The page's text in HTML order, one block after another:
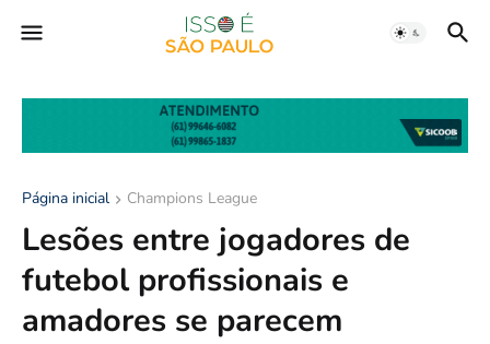
Página inicial Champions League
Lesões entre jogadores de
futebol profissionais e
amadores se parecem